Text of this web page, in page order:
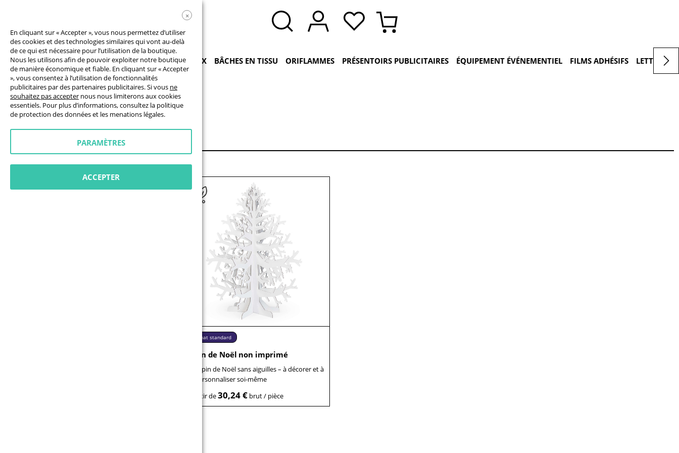
PRODUITS BÂCHES DRAPEAUX PANNEAUX BÂCHES EN TISSU ORIFLAMMES PRÉSENTOIRS PUBLICITAIRES ÉQUIPEMENT ÉVÉNEMENTIEL FILMS ADHÉSIFS
Sapins de Noël
SAPINS DE NOËL
Format standard
Sapin de Noël non imprimé
Sapin de Noël sans aiguilles – à décorer et à
personnaliser soi-même
à partir de30,24 €brut / pièce
×
En cliquant sur « Accepter », vous nous permettez d’utiliser
des cookies et des technologies similaires qui vont au-delà
de ce qui est nécessaire pour l’utilisation de la boutique.
Nous les utilisons afin de pouvoir exploiter notre boutique
de manière économique et fiable. En cliquant sur « Accepter
», vous consentez à l’utilisation de fonctionnalités
publicitaires par des partenaires publicitaires. Si vous ne
souhaitez pas accepter nous nous limiterons aux cookies
essentiels. Pour plus d’informations, consultez la politique
de protection des donnéeset les menations légales.
PARAMÈTRES
ACCEPTER